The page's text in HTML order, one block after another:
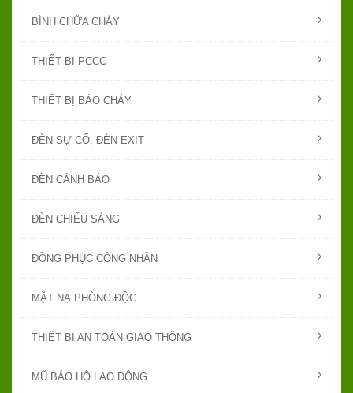
BÌNH CHỮA CHÁY
THIẾT BỊ PCCC
THIẾT BỊ BÁO CHÁY
ĐÈN SỰ CỐ, ĐÈN EXIT
ĐÈN CẢNH BÁO
ĐÈN CHIẾU SÁNG
ĐỒNG PHỤC CÔNG NHÂN
MẶT NẠ PHÒNG ĐỘC
THIẾT BỊ AN TOÀN GIAO THÔNG
MŨ BẢO HỘ LAO ĐỘNG